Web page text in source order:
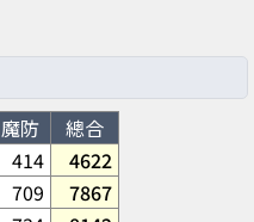
魔防
總合
414
4622
709
7867